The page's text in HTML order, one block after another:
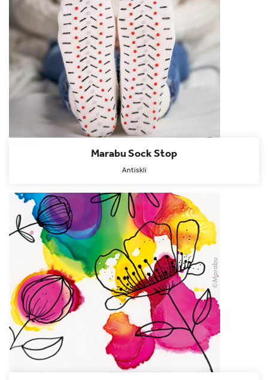
Marabu Sock Stop
Antiskli